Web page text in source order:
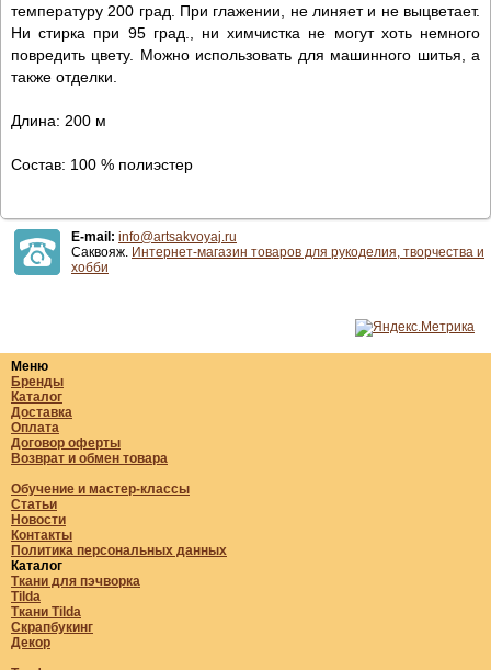
температуру 200 град. При глажении, не линяет и не выцветает.
Ни стирка при 95 град., ни химчистка не могут хоть немного
повредить цвету. Можно использовать для машинного шитья, а
также отделки.
Длина: 200 м
Состав: 100 % полиэстер
E-mail: info@artsakvoyaj.ru
Саквояж. Интернет-магазин товаров для рукоделия, творчества и
хобби
Меню
Бренды
Каталог
Доставка
Оплата
Договор оферты
Возврат и обмен товара
Обучение и мастер-классы
Статьи
Новости
Контакты
Политика персональных данных
Каталог
Ткани для пэчворка
Tilda
Ткани Tilda
Скрапбукинг
Декор